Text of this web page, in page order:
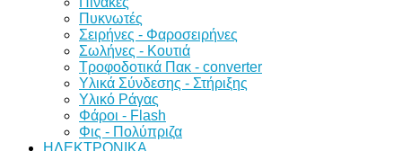
Πυκνωτές
Σειρήνες - Φαροσειρήνες
Σωλήνες - Κουτιά
Τροφοδοτικά Πακ - converter
Υλικά Σύνδεσης - Στήριξης
Υλικό Ράγας
Φάροι - Flash
Φις - Πολύπριζα
ΗΛΕΚΤΡΟΝΙΚΑ